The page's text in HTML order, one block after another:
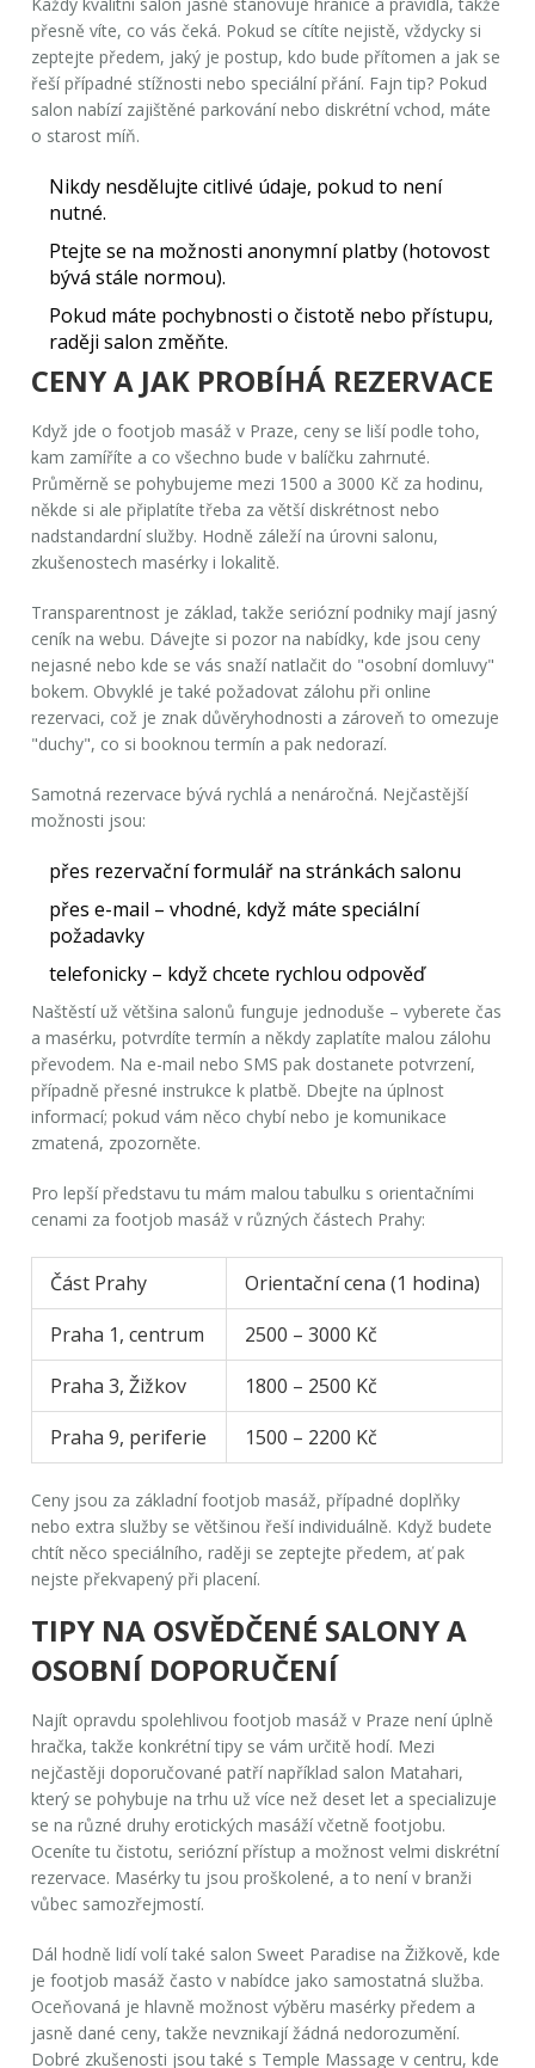
přesně víte, co vás čeká. Pokud se cítíte nejistě, vždycky si
zeptejte předem, jaký je postup, kdo bude přítomen a jak se
řeší případné stížnosti nebo speciální přání. Fajn tip? Pokud
salon nabízí zajištěné parkování nebo diskrétní vchod, máte
o starost míň.
Nikdy nesdělujte citlivé údaje, pokud to není
nutné.
Ptejte se na možnosti anonymní platby (hotovost
bývá stále normou).
Pokud máte pochybnosti o čistotě nebo přístupu,
raději salon změňte.
CENY A JAK PROBÍHÁ REZERVACE
Když jde ofootjob masáž v Praze, ceny se liší podle toho,
kam zamíříte a co všechno bude v balíčku zahrnuté.
Průměrně se pohybujeme mezi 1500 a 3000 Kč za hodinu,
někde si ale připlatíte třeba za větší diskrétnost nebo
nadstandardní služby. Hodně záleží na úrovni salonu,
zkušenostech masérky i lokalitě.
Transparentnost je základ, takže seriózní podniky mají jasný
ceník na webu. Dávejte si pozor na nabídky, kde jsou ceny
nejasné nebo kde se vás snaží natlačit do "osobní domluvy"
bokem. Obvyklé je také požadovat zálohu při online
rezervaci, což je znak důvěryhodnosti a zároveň to omezuje
"duchy", co si booknou termín a pak nedorazí.
Samotná rezervace bývá rychlá a nenáročná. Nejčastější
možnosti jsou:
přes rezervační formulář na stránkách salonu
přes e-mail – vhodné, když máte speciální
požadavky
telefonicky – když chcete rychlou odpověď
Naštěstí už většina salonů funguje jednoduše – vyberete čas
a masérku, potvrdíte termín a někdy zaplatíte malou zálohu
převodem. Na e-mail nebo SMS pak dostanete potvrzení,
případně přesné instrukce k platbě. Dbejte na úplnost
informací; pokud vám něco chybí nebo je komunikace
zmatená, zpozorněte.
Pro lepší představu tu mám malou tabulku s orientačními
cenami zafootjob masáž v různých částech Prahy:
Část Prahy
Orientační cena (1 hodina)
Praha 1, centrum
2500 – 3000 Kč
Praha 3, Žižkov
1800 – 2500 Kč
Praha 9, periferie
1500 – 2200 Kč
Ceny jsou za základnífootjob masáž, případné doplňky
nebo extra služby se většinou řeší individuálně. Když budete
chtít něco speciálního, raději se zeptejte předem, ať pak
nejste překvapený při placení.
TIPY NA OSVĚDČENÉ SALONY A
OSOBNÍ DOPORUČENÍ
Najít opravdu spolehlivoufootjob masáž v Praze není úplně
hračka, takže konkrétní tipy se vám určitě hodí. Mezi
nejčastěji doporučované patří například salon Matahari,
který se pohybuje na trhu už více než deset let a specializuje
se na různé druhy erotických masáží včetně footjobu.
Oceníte tu čistotu, seriózní přístup a možnost velmi diskrétní
rezervace. Masérky tu jsou proškolené, a to není v branži
vůbec samozřejmostí.
Dál hodně lidí volí také salon Sweet Paradise na Žižkově, kde
je footjob masáž často v nabídce jako samostatná služba.
Oceňovaná je hlavně možnost výběru masérky předem a
jasně dané ceny, takže nevznikají žádná nedorozumění.
Dobré zkušenosti jsou také s Temple Massage v centru, kde